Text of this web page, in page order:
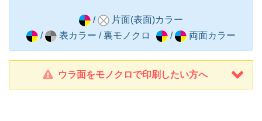
/
片面(表面)カラー
/
表カラー / 裏モノクロ / 両面カラー
ウラ面をモノクロで印刷したい方へ